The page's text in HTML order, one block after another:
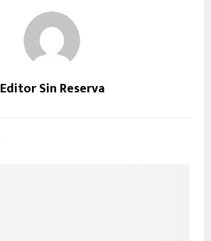
Editor Sin Reserva